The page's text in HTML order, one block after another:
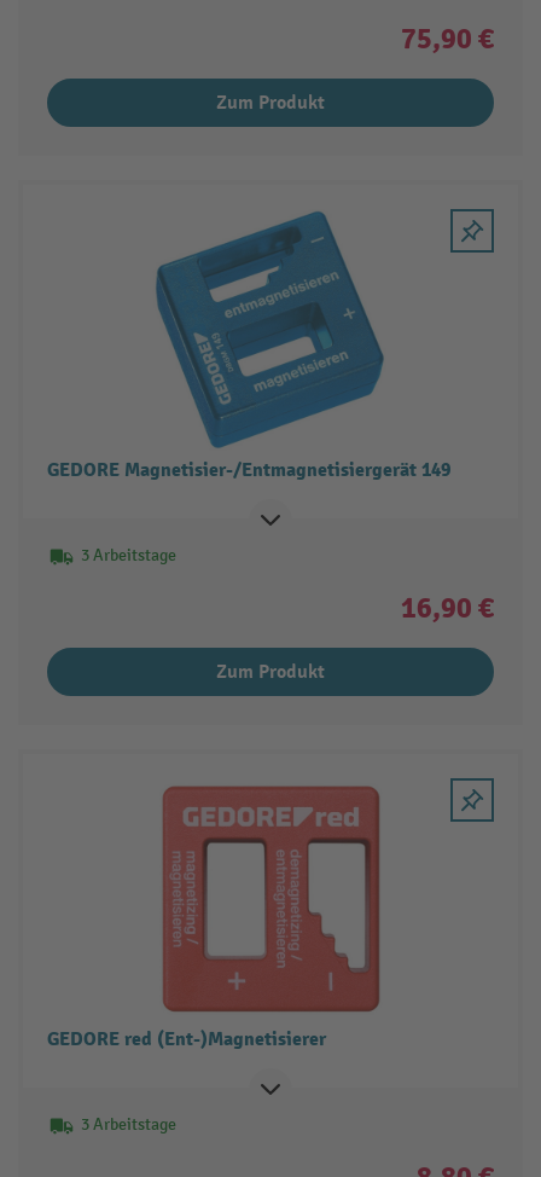
75,90 €
Zum Produkt
GEDORE Magnetisier-/Entmagnetisiergerät 149
3 Arbeitstage
16,90 €
Zum Produkt
GEDORE red (Ent-)Magnetisierer
3 Arbeitstage